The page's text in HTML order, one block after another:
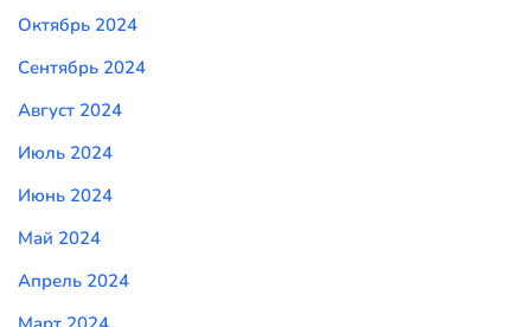
Октябрь 2024
Сентябрь 2024
Август 2024
Июль 2024
Июнь 2024
Май 2024
Апрель 2024